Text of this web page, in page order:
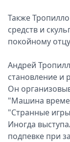
Также
средств и
покойному
Андрей
становление и
Он
"Машина
"Странные
Иногда
подпевке при